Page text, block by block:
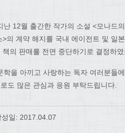
난 12월 출간한 작가의 소설 <모나드
>의 계약 해지를 국내 에이전트 및 일
의 판매를 전면 중단하기로 결정하였
학을 아끼고 사랑하는 독자 여러분들
도 많은 관심과 응원 부탁드립니다.
성일: 2017.04.07